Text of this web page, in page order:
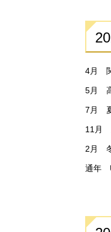
4月
5月
7月
11月
2月
通年